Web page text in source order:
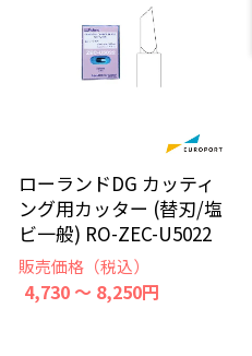
ローランドDG カッティ
ング用カッター (替刃/塩
ビ一般) RO-ZEC-U5022
販売価格（税込）
4,730 ～ 8,250円